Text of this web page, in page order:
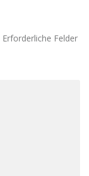
Erforderliche Felder